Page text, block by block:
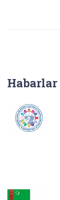
Habarlar